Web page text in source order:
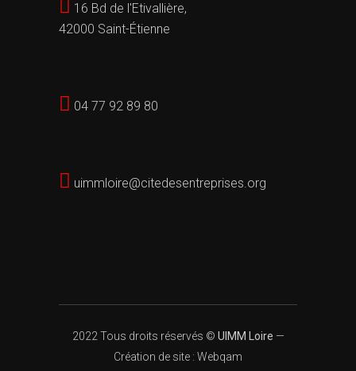
16 Bd de l'Etivallière,
42000 Saint-Étienne
04 77 92 89 80
uimmloire@citedesentreprises.org
2022 Tous droits réservés © UIMM Loire —
Création de site : Webqam